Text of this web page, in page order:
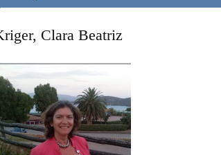
Clara Beatriz